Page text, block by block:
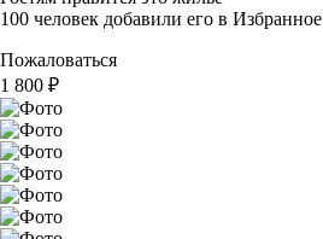
100 человек добавили его в Избранное
Пожаловаться
1 800 ₽